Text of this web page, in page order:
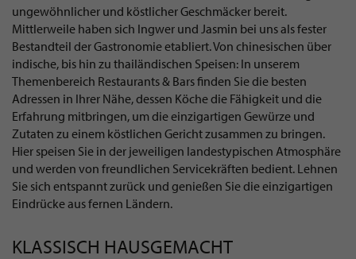
ungewöhnlicher und köstlicher Geschmäcker bereit.
Mittlerweile haben sich Ingwer und Jasmin bei uns als fester
Bestandteil der Gastronomie etabliert. Von chinesischen über
indische, bis hin zu thailändischen Speisen: In unserem
Themenbereich Restaurants & Bars finden Sie die besten
Adressen in Ihrer Nähe, dessen Köche die Fähigkeit und die
Erfahrung mitbringen, um die einzigartigen Gewürze und
Zutaten zu einem köstlichen Gericht zusammen zu bringen.
Hier speisen Sie in der jeweiligen landestypischen Atmosphäre
und werden von freundlichen Servicekräften bedient. Lehnen
Sie sich entspannt zurück und genießen Sie die einzigartigen
Eindrücke aus fernen Ländern.
KLASSISCH HAUSGEMACHT